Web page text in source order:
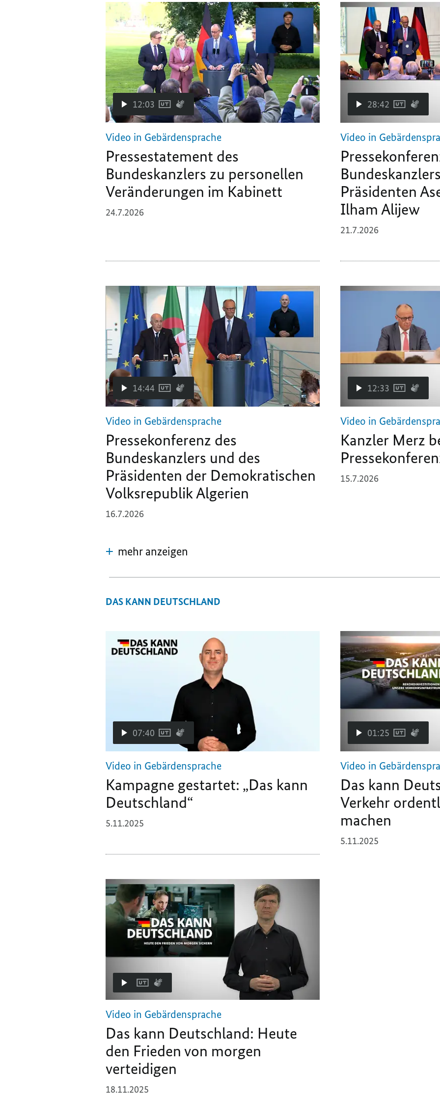
12:03
Video in Gebärdensprache
Pressestatement des
Bundeskanzlers zu personellen
Veränderungen im Kabinett
24.7.2026
28:42
Video in
Präsidenten
Ilham Alijew
21.7.2026
14:44
Video in Gebärdensprache
Pressekonferenz des
Bundeskanzlers und des
Präsidenten der Demokratischen
Volksrepublik Algerien
16.7.2026
12:33
Video in
Kanzler Merz
15.7.2026
mehr anzeigen
DAS KANN DEUTSCHLAND
07:40
Video in Gebärdensprache
Kampagne gestartet: „Das kann
Deutschland“
5.11.2025
01:25
Video in
Das kann
Verkehr
machen
5.11.2025
Video in Gebärdensprache
Das kann Deutschland: Heute
den Frieden von morgen
verteidigen
18.11.2025